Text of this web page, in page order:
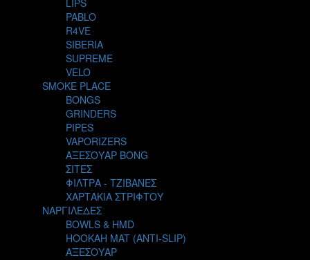
PABLO
R4VE
SIBERIA
SUPREME
VELO
SMOKE PLACE
BONGS
GRINDERS
PIPES
VAPORIZERS
ΑΞΕΣΟΥΑΡ BONG
ΣΙΤΕΣ
ΦΙΛΤΡΑ - ΤΖΙΒΑΝΕΣ
ΧΑΡΤΑΚΙΑ ΣΤΡΙΦΤΟΥ
ΝΑΡΓΙΛΕΔΕΣ
BOWLS & HMD
HOOKAH MAT (ANTI-SLIP)
ΑΞΕΣΟΥΑΡ